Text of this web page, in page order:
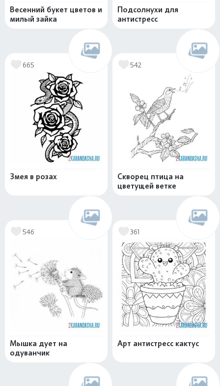
Весенний букет цветов и
милый зайка
Подсолнухи для
антистресс
665
Змея в розах
542
Скворец птица на
цветущей ветке
546
Мышка дует на
одуванчик
361
Арт антистресс кактус